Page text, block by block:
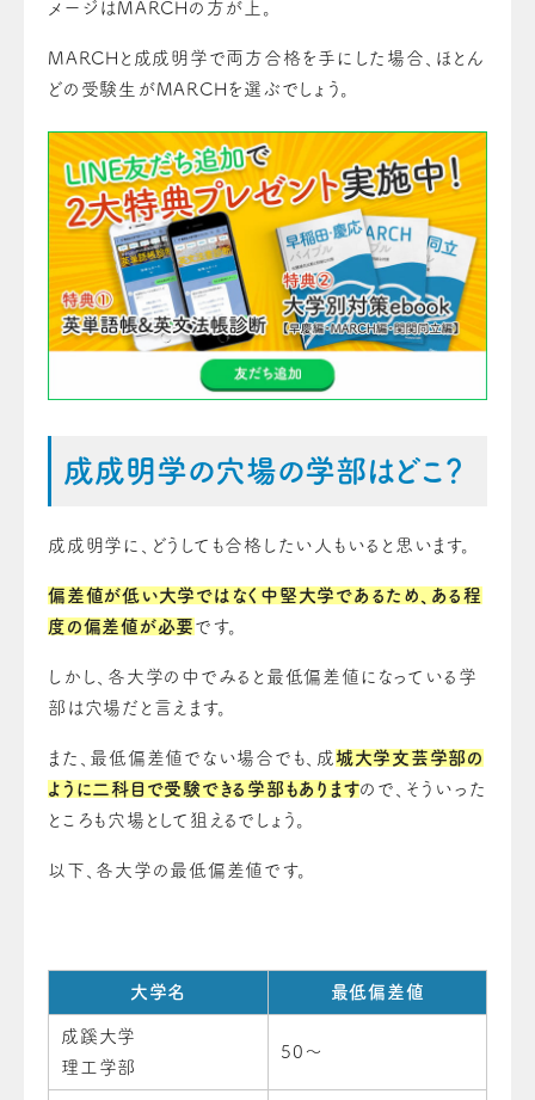
メージはMARCHの方が上。
MARCHと成成明学で両方合格を手にした場合、ほとん
どの受験生がMARCHを選ぶでしょう。
成成明学の穴場の学部はどこ？
成成明学に、どうしても合格したい人もいると思います。
偏差値が低い大学ではなく中堅大学であるため、ある程
度の偏差値が必要 です。
しかし、各大学の中でみると最低偏差値になっている学
部は穴場だと言えます。
また、最低偏差値でない場合でも、成城大学文芸学部の
ように二科目で受験できる学部もありますので、そういった
ところも穴場として狙えるでしょう。
以下、各大学の最低偏差値です。
大学名 最低偏差値
成蹊大学
理工学部
50～